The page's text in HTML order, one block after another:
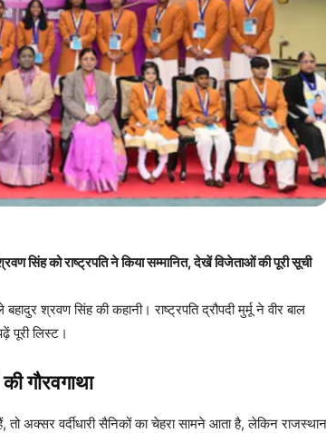
को राष्ट्रपति ने किया सम्मानित, देखें विजेताओं की पूरी सूची
श्रवण सिंह की कहानी। राष्ट्रपति द्रौपदी मुर्मू ने वीर बाल
पूरी लिस्ट।
गौरवगाथा
अक्सर वर्दीधारी सैनिकों का चेहरा सामने आता है, लेकिन राजस्थान